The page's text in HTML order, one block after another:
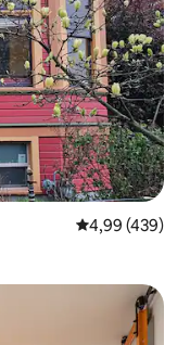
Gemiddelde
4,99 (439)